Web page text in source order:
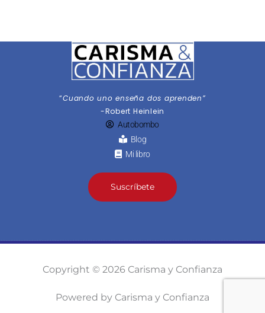
“Cuando uno enseña dos aprenden”
-Robert Heinlein
Autobombo
Blog
Mi libro
Suscríbete
Copyright © 2026 Carisma y Confianza
Powered by Carisma y Confianza